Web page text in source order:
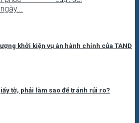
khởi kiện vụ án hành chính của TAND
tờ, phải làm sao để tránh rủi ro?